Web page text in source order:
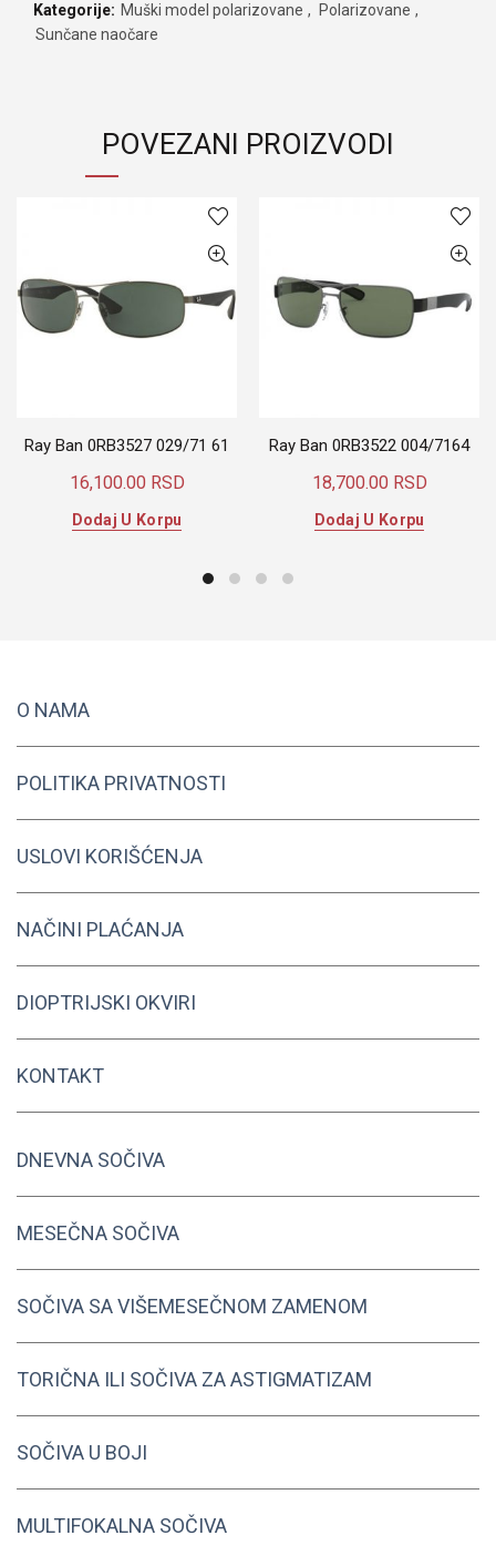
Kategorije: Muški model polarizovane , Polarizovane ,
Sunčane naočare
POVEZANI PROIZVODI
Ray Ban 0RB3527 029/71 61
16,100.00 RSD
Dodaj U Korpu
Ray Ban 0RB3522 004/7164
18,700.00 RSD
Dodaj U Korpu
O NAMA
POLITIKA PRIVATNOSTI
USLOVI KORIŠĆENJA
NAČINI PLAĆANJA
DIOPTRIJSKI OKVIRI
KONTAKT
DNEVNA SOČIVA
MESEČNA SOČIVA
SOČIVA SA VIŠEMESEČNOM ZAMENOM
TORIČNA ILI SOČIVA ZA ASTIGMATIZAM
SOČIVA U BOJI
MULTIFOKALNA SOČIVA